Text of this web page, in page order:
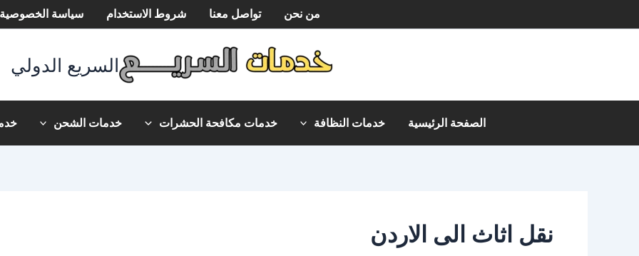
إلى
من نحن تواصل معنا شروط الاستخدام سياسة الخصوصية
السريع الدولي
الصفحة الرئيسية خدمات النظافة خدمات مكافحة الحشرات خدمات الشحن
نقل اثاث الى الاردن